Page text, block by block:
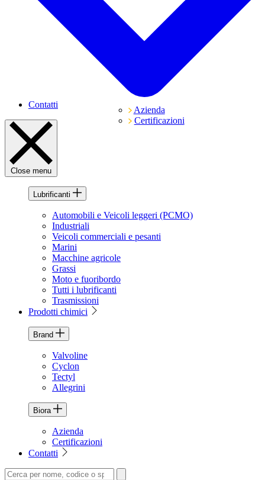
Azienda
Certificazioni
Contatti
Close menu
Lubrificanti
Automobili e Veicoli leggeri (PCMO)
Industriali
Veicoli commerciali e pesanti
Marini
Macchine agricole
Grassi
Moto e fuoribordo
Tutti i lubrificanti
Trasmissioni
Prodotti chimici
Brand
Valvoline
Cyclon
Tectyl
Allegrini
Biora
Azienda
Certificazioni
Contatti